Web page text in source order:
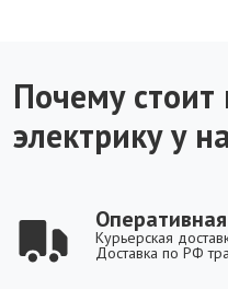
Почему стоит
электрику у
Курьерская
Доставка по РФ